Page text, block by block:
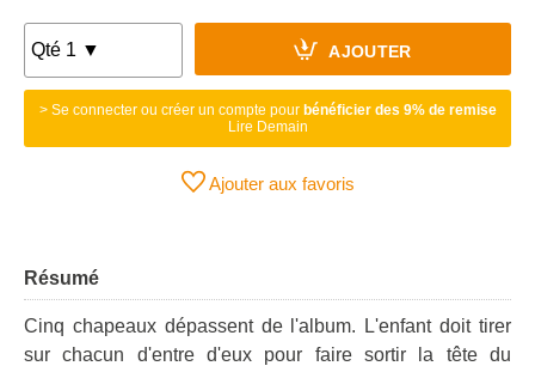
AJOUTER
> Se connecter ou créer un compte pour bénéficier des 9% de remise
Lire Demain
Ajouter aux favoris
Résumé
Cinq chapeaux dépassent de l'album. L'enfant doit tirer
sur chacun d'entre d'eux pour faire sortir la tête du